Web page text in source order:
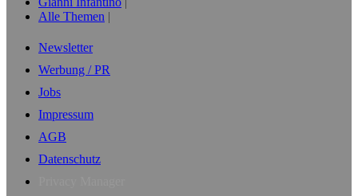
Alle Themen
Newsletter
Werbung / PR
Jobs
Impressum
AGB
Datenschutz